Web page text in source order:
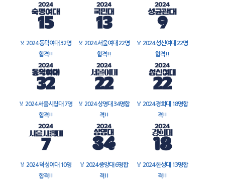
🏅 2024 동덕여대 32명
합격!!
🏅 2024 서울여대 22명
합격!!
🏅 2024 성신여대 22명
합격!!
🏅 2024 서울시립대 7명
합격!!
🏅 2024 상명대 34명합
격!!
🏅 2024 경희대 18명합
격!!
🏅 2024 덕성여대 10명
합격!!
🏅 2024 중앙대 6명합
격!!
🏅 2024 한성대 13명합
격!!